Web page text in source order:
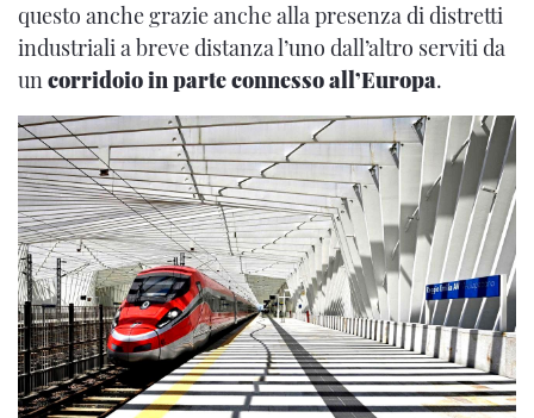
questo anche grazie anche alla presenza di distretti
industriali a breve distanza l’uno dall’altro serviti da
uncorridoio in parte connesso all’Europa.